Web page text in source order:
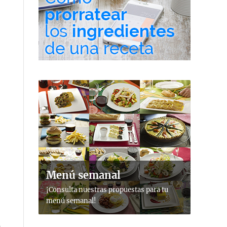
Menú semanal
¡Consulta nuestras propuestas para tu
menú semanal!